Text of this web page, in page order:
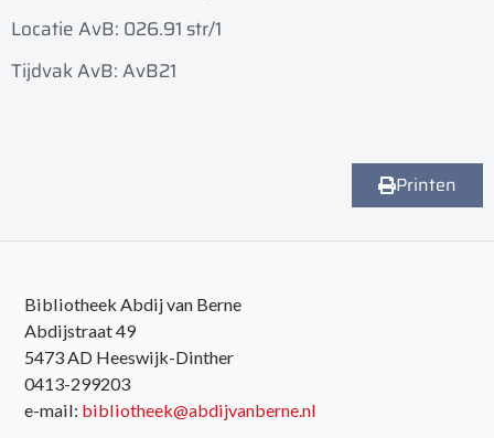
Locatie AvB: 026.91 str/1
Tijdvak AvB: AvB21
Printen
Bibliotheek Abdij van Berne
Abdijstraat 49
5473 AD Heeswijk-Dinther
0413-299203
e-mail: bibliotheek@abdijvanberne.nl